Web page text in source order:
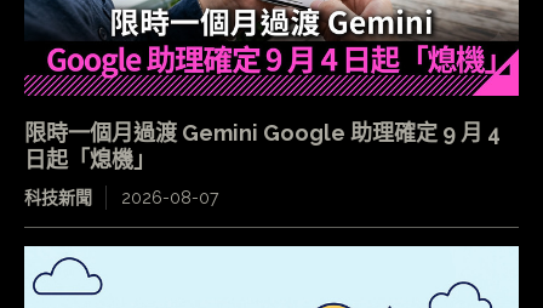
限時一個月過渡 Gemini Google 助理確定 9 月 4
日起「熄機」
科技新聞 2026-08-07